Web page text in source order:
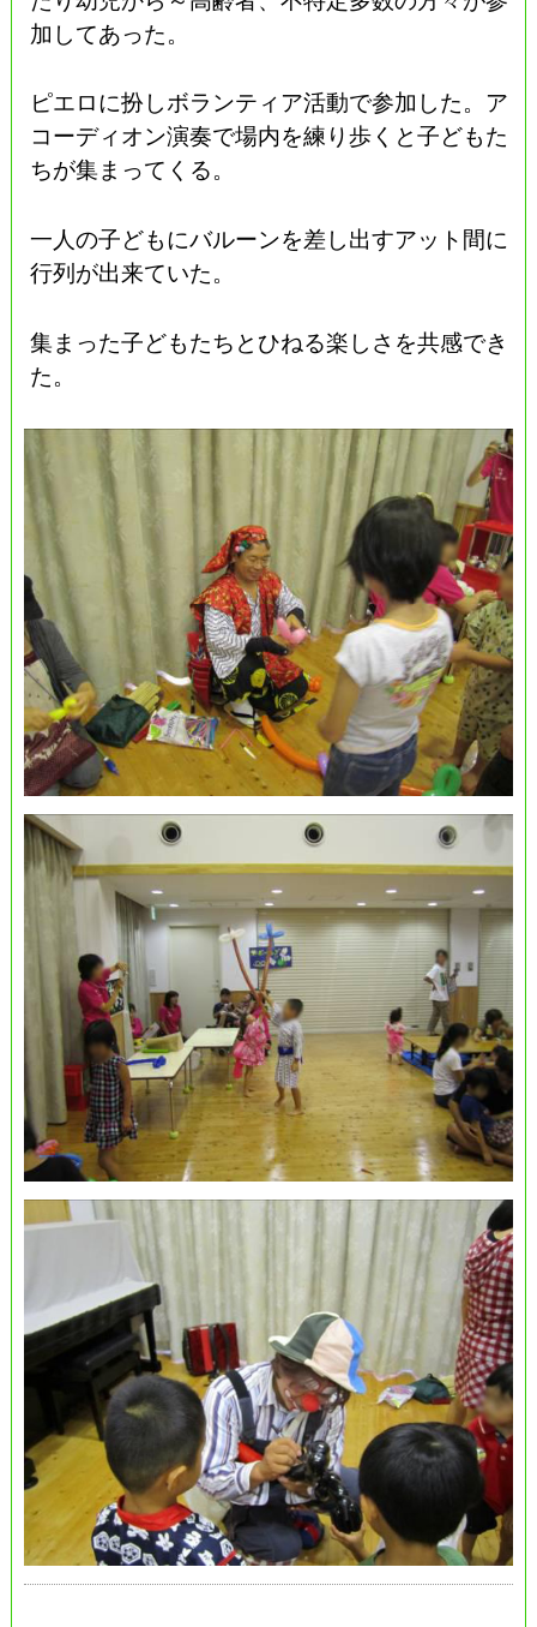
加してあった。
ピエロに扮しボランティア活動で参加した。ア
コーディオン演奏で場内を練り歩くと子どもた
ちが集まってくる。
一人の子どもにバルーンを差し出すアット間に
行列が出来ていた。
集まった子どもたちとひねる楽しさを共感でき
た。